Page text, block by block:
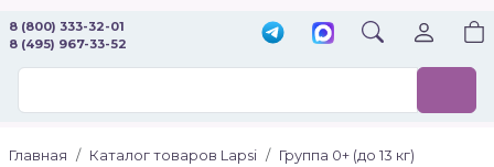
8 (800) 333-32-01
8 (495) 967-33-52
Главная Каталог товаров Lapsi
Группа 0+ (до 13 кг)